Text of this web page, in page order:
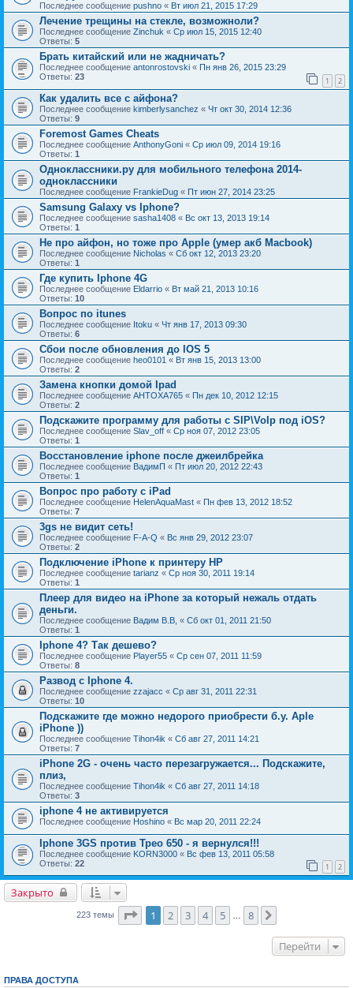
Последнее сообщение pushno « Вт июл 21, 2015 17:29
Лечение трещины на стекле, возможноли?
Последнее сообщение Zinchuk « Ср июл 15, 2015 12:40
Ответы: 5
Брать китайский или не жадничать?
Последнее сообщение antonrostovski « Пн янв 26, 2015 23:29
Ответы: 23 1 2
Как удалить все с айфона?
Последнее сообщение kimberlysanchez « Чт окт 30, 2014 12:36
Ответы: 9
Foremost Games Cheats
Последнее сообщение AnthonyGoni « Ср июл 09, 2014 19:16
Ответы: 1
Одноклассники.ру для мобильного телефона 2014-
одноклассники
Последнее сообщение FrankieDug « Пт июн 27, 2014 23:25
Samsung Galaxy vs Iphone?
Последнее сообщение sasha1408 « Вс окт 13, 2013 19:14
Ответы: 1
Не про айфон, но тоже про Apple (умер акб Macbook)
Последнее сообщение Nicholas « Сб окт 12, 2013 23:20
Ответы: 1
Где купить Iphone 4G
Последнее сообщение Eldarrio « Вт май 21, 2013 10:16
Ответы: 10
Вопрос по itunes
Последнее сообщение Itoku « Чт янв 17, 2013 09:30
Ответы: 6
Сбои после обновления до IOS 5
Последнее сообщение heo0101 « Вт янв 15, 2013 13:00
Ответы: 2
Замена кнопки домой Ipad
Последнее сообщение AHTOXA765 « Пн дек 10, 2012 12:15
Ответы: 2
Подскажите программу для работы с SIP\VoIp под iOS?
Последнее сообщение Slav_off « Ср ноя 07, 2012 23:05
Ответы: 1
Восстановление iphone после джеилбрейка
Последнее сообщение ВадимП « Пт июл 20, 2012 22:43
Ответы: 1
Вопрос про работу с iPad
Последнее сообщение HelenAquaMast « Пн фев 13, 2012 18:52
Ответы: 7
3gs не видит сеть!
Последнее сообщение F-A-Q « Вс янв 29, 2012 23:07
Ответы: 2
Подключение iPhone к принтеру НР
Последнее сообщение tarianz « Ср ноя 30, 2011 19:14
Ответы: 1
Плеер для видео на iPhone за который нежаль отдать
деньги.
Последнее сообщение Вадим В.В, « Сб окт 01, 2011 21:50
Ответы: 1
Iphone 4? Так дешево?
Последнее сообщение Player55 « Ср сен 07, 2011 11:59
Ответы: 8
Развод с Iphone 4.
Последнее сообщение zzajacc « Ср авг 31, 2011 22:31
Ответы: 10
Подскажите где можно недорого приобрести б.у. Aple
iPhone ))
Последнее сообщение Tihon4ik « Сб авг 27, 2011 14:21
Ответы: 7
iPhone 2G - очень часто перезагружается... Подскажите,
плиз,
Последнее сообщение Tihon4ik « Сб авг 27, 2011 14:18
Ответы: 3
iphone 4 не активируется
Последнее сообщение Hoshino « Вс мар 20, 2011 22:24
Iphone 3GS против Трео 650 - я вернулся!!!
Последнее сообщение KORN3000 « Вс фев 13, 2011 05:58
Ответы: 22 1 2
Закрыто
223 темы Страница1 из
1 2 3 4 5 8
Перейти
ПРАВА ДОСТУПА